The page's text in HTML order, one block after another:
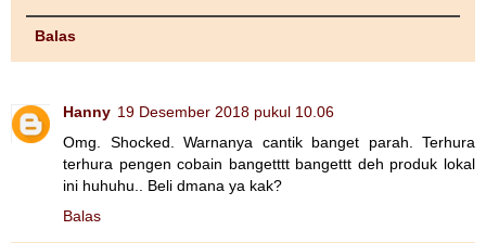
Balas
Hanny 19 Desember 2018 pukul 10.06
Omg. Shocked. Warnanya cantik banget parah. Terhura
terhura pengen cobain bangetttt bangettt deh produk lokal
ini huhuhu.. Beli dmana ya kak?
Balas